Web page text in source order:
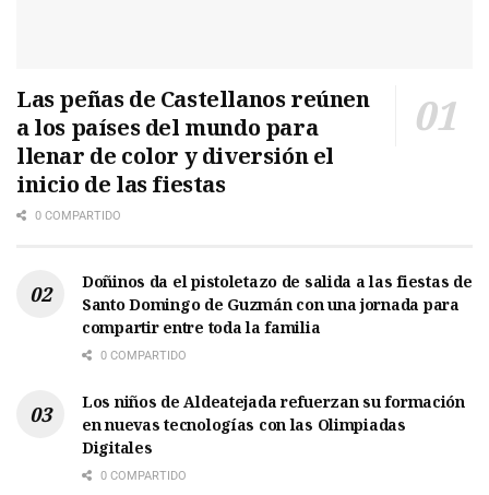
Las peñas de Castellanos reúnen
a los países del mundo para
llenar de color y diversión el
inicio de las fiestas
0 COMPARTIDO
Doñinos da el pistoletazo de salida a las fiestas de
Santo Domingo de Guzmán con una jornada para
compartir entre toda la familia
0 COMPARTIDO
Los niños de Aldeatejada refuerzan su formación
en nuevas tecnologías con las Olimpiadas
Digitales
0 COMPARTIDO